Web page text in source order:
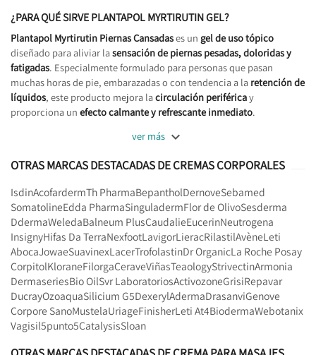
¿PARA QUÉ SIRVE PLANTAPOL MYRTIRUTIN GEL?
Plantapol Myrtirutin Piernas Cansadases un gel de uso tópico
diseñado para aliviar lasensación de piernas pesadas, doloridas y
fatigadas. Especialmente formulado para personas que pasan
muchas horas de pie, embarazadas o con tendencia a la retención de
líquidos, este producto mejora lacirculación periféricay
proporciona un efecto calmante y refrescante inmediato.
ver más 
OTRAS MARCAS DESTACADAS DE CREMAS CORPORALES
IsdinAcofardermTh PharmaBepantholDernoveSebamed
SomatolineEdda PharmaSinguladermFlor de OlivoSesderma
DdermaWeledaBalneum PlusCaudalieEucerinNeutrogena
InsignyHifas Da TerraNexfootLavigorLieracRilastilAvèneLeti
AbocaJowaeSuavinexLacerTrofolastinDr OrganicLa Roche Posay
CorpitolKloraneFilorgaCeraveViñasTeaologyStrivectinArmonia
DermaseriesBio OilSvr LaboratoriosActivozoneGrisiRepavar
DucrayOzoaquaSilicium G5DexerylAdermaDrasanviGenove
Corpore SanoMustelaUriageFinisherLeti At4BiodermaWebotanix
Vagisil5punto5CatalysisSloan